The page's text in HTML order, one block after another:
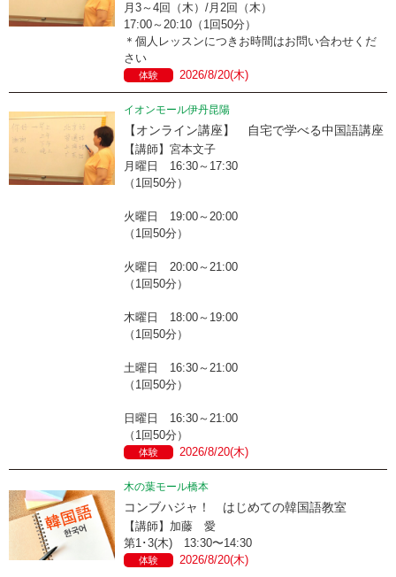
月3～4回（木）/月2回（木）
17:00～20:10（1回50分）
＊個人レッスンにつきお時間はお問い合わせくだ
さい
体験 2026/8/20(木)
イオンモール伊丹昆陽
【オンライン講座】 自宅で学べる中国語講座
【講師】宮本文子
月曜日 16:30～17:30
（1回50分）
火曜日 19:00～20:00
（1回50分）
火曜日 20:00～21:00
（1回50分）
木曜日 18:00～19:00
（1回50分）
土曜日 16:30～21:00
（1回50分）
日曜日 16:30～21:00
（1回50分）
体験 2026/8/20(木)
木の葉モール橋本
コンブハジャ！ はじめての韓国語教室
【講師】加藤 愛
第1･3(木) 13:30〜14:30
体験 2026/8/20(木)